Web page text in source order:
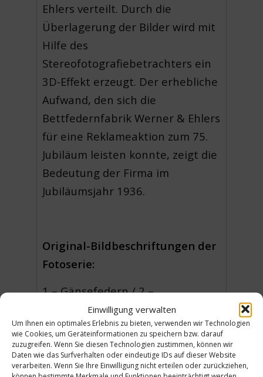
Einwilligung verwalten
Um Ihnen ein optimales Erlebnis zu bieten, verwenden wir Technologien
wie Cookies, um Geräteinformationen zu speichern bzw. darauf
zuzugreifen. Wenn Sie diesen Technologien zustimmen, können wir
Daten wie das Surfverhalten oder eindeutige IDs auf dieser Website
verarbeiten. Wenn Sie Ihre Einwilligung nicht erteilen oder zurückziehen,
Ehlers verteilt. Durch die
Überlagerung der Bilder wird mit
Hilfe des
Stereofotografiebetrachters ein
3D-Effekt erzeugt. Der erhebliche
Aufwand, den sich die
Bettfedernfabrik Werner & Ehlers
für eine Reklameaktion zum 75.
Jubiläum leisten konnte, zeigt die
Bedeutung der Firma im
Jubiläumsjahr 1936.
Original-Bildbeschriftungen der
Fotoserie:
1 – Gänsefedern / 2 –
Entenfedern / 3 – Hühnerfedern/
4 – Prüfung verarbeiteter
Daunen / 5 – Handsortierung / 6
– Abwiegen der Kleinpackungen /